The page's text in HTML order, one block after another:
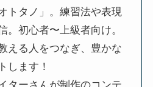
トタノ」。練習法や表現
。初心者〜上級者向け。
える人をつなぎ、豊かな
します！